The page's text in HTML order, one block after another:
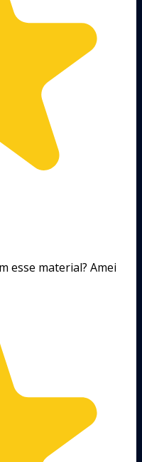
esse material? Amei